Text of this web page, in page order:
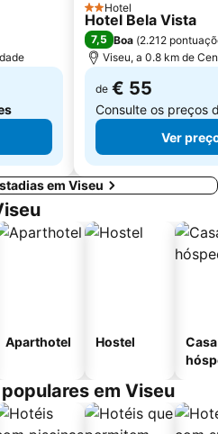
2 Estrelas
Hotel
Hotel Bela Vista
7,5 Boa (2.212
Viseu, a 0.8 km de
de € 55
Consulte os preços
Ver
em Viseu
Aparthotel Hostel
em Viseu